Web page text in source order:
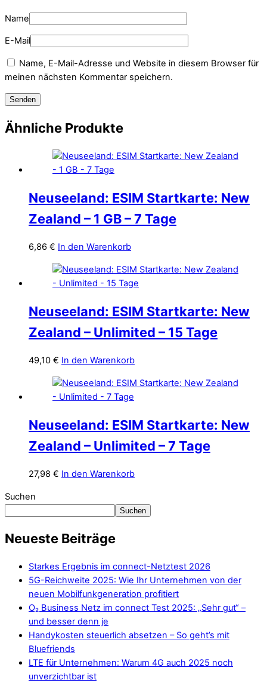
Name
E-Mail
Name, E-Mail-Adresse und Website in diesem Browser für
meinen nächsten Kommentar speichern.
Ähnliche Produkte
Neuseeland: ESIM Startkarte: New
Zealand – 1 GB – 7 Tage
6,86 € In den Warenkorb
Neuseeland: ESIM Startkarte: New
Zealand – Unlimited – 15 Tage
49,10 € In den Warenkorb
Neuseeland: ESIM Startkarte: New
Zealand – Unlimited – 7 Tage
27,98 € In den Warenkorb
Suchen
Suchen
Neueste Beiträge
Starkes Ergebnis im connect-Netztest 2026
5G-Reichweite 2025: Wie Ihr Unternehmen von der
neuen Mobilfunkgeneration profitiert
O₂ Business Netz im connect Test 2025: „Sehr gut“ –
und besser denn je
Handykosten steuerlich absetzen – So geht’s mit
Bluefriends
LTE für Unternehmen: Warum 4G auch 2025 noch
unverzichtbar ist